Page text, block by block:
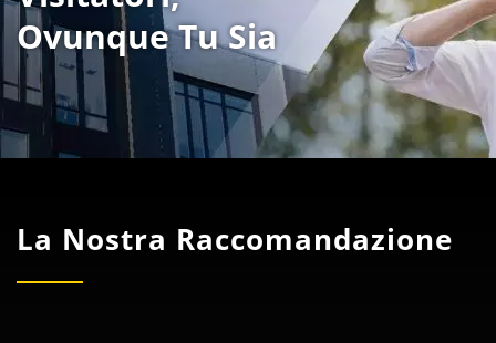
Ovunque Tu Sia
La Nostra Raccomandazione